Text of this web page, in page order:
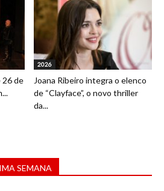
26 de
2026
Joana Ribeiro integra o elenco
de “Clayface”, o novo thriller
da...
SEMANA